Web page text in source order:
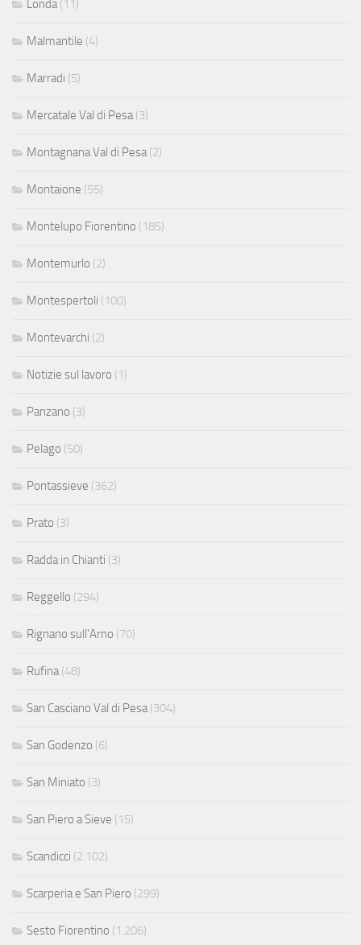
Londa(11)
Malmantile (4)
Marradi (5)
Mercatale Val di Pesa(3)
Montagnana Val di Pesa(2)
Montaione (55)
Montelupo Fiorentino (185)
Montemurlo (2)
Montespertoli (100)
Montevarchi (2)
Notizie sul lavoro (1)
Panzano (3)
Pelago (50)
Pontassieve (362)
Prato (3)
Radda in Chianti (3)
Reggello (294)
Rignano sull'Arno (70)
Rufina(48)
San Casciano Val di Pesa(304)
San Godenzo (6)
San Miniato (3)
San Piero a Sieve (15)
Scandicci (2.102)
Scarperia e San Piero (299)
Sesto Fiorentino (1.206)